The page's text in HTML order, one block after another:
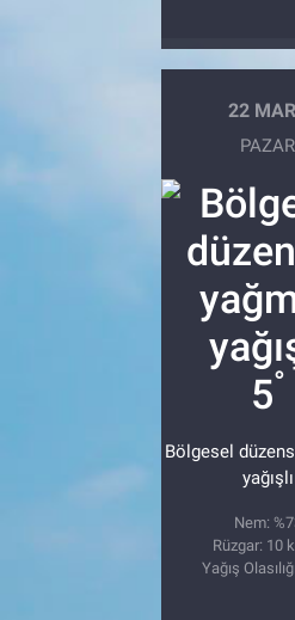
22
PAZAR
5°
Bölgesel
yağışlı
Nem:
Rüzgar: 10
Yağış
BİLİM VE TEKNOLOJİ